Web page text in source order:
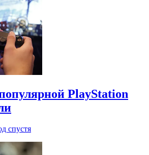
PlayStation
спустя